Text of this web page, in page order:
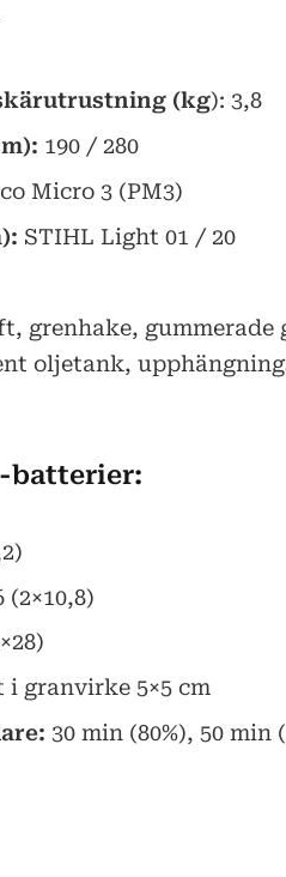
(kg): 3,8
190 / 280
Micro 3 (PM3)
STIHL Light 01 / 20
grenhake,
oljetank,
batterier:
(2×10,8)
granvirke 5×5 cm
30 min (80%), 50 min